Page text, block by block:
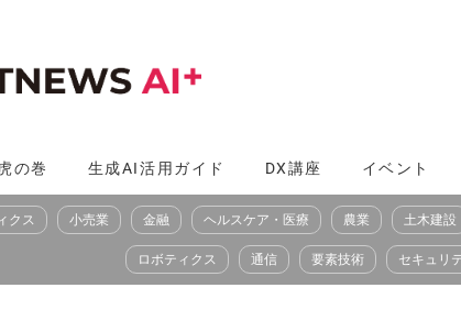
の巻 生成AI活用ガイド DX講座 イベント
クス 小売業 金融 ヘルスケア・医療 農業 土木建設
ロボティクス 通信 要素技術 セキュリ